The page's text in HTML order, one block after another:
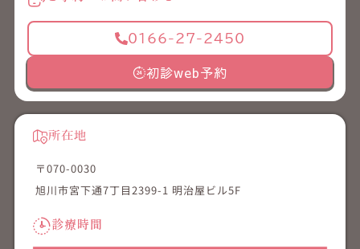
0166-27-2450
初診web予約
所在地
〒070-0030
旭川市宮下通7丁目2399-1 明治屋ビル5F
診療時間